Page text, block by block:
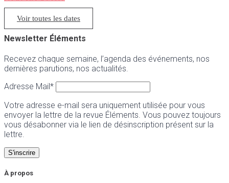
Voir toutes les dates
Newsletter Éléments
Recevez chaque semaine, l’agenda des événements, nos
dernières parutions, nos actualités.
Adresse Mail*
Votre adresse e-mail sera uniquement utilisée pour vous
envoyer la lettre de la revue Éléments. Vous pouvez toujours
vous désabonner via le lien de désinscription présent sur la
lettre.
À propos